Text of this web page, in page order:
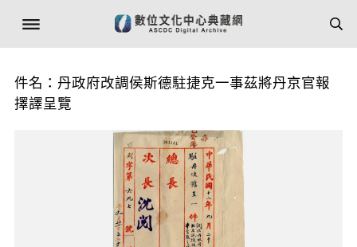
件名：丹政府改調侯斯德駐捷克一事茲將丹京官報
擇譯呈覽